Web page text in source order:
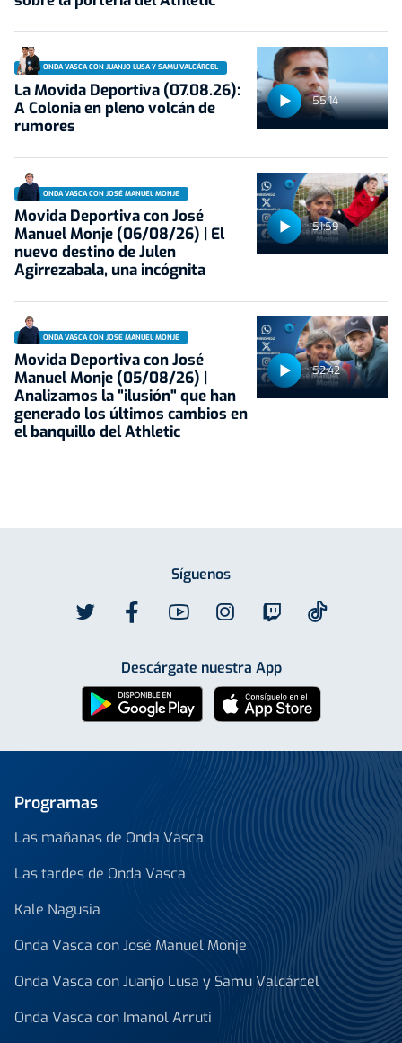
55:14
ONDA VASCA CON JUANJO LUSA Y SAMU VALCÁRCEL
La Movida Deportiva (07.08.26):
A Colonia en pleno volcán de
rumores
51:59
ONDA VASCA CON JOSÉ MANUEL MONJE
Movida Deportiva con José
Manuel Monje (06/08/26) | El
nuevo destino de Julen
Agirrezabala, una incógnita
52:42
ONDA VASCA CON JOSÉ MANUEL MONJE
Movida Deportiva con José
Manuel Monje (05/08/26) |
Analizamos la "ilusión" que han
generado los últimos cambios en
el banquillo del Athletic
Síguenos
Descárgate nuestra App
Programas
Las mañanas de Onda Vasca
Las tardes de Onda Vasca
Kale Nagusia
Onda Vasca con José Manuel Monje
Onda Vasca con Juanjo Lusa y Samu Valcárcel
Onda Vasca con Imanol Arruti